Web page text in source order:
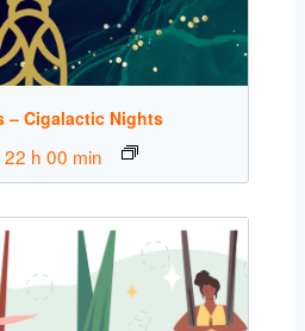
– Cigalactic Nights
22 h 00 min